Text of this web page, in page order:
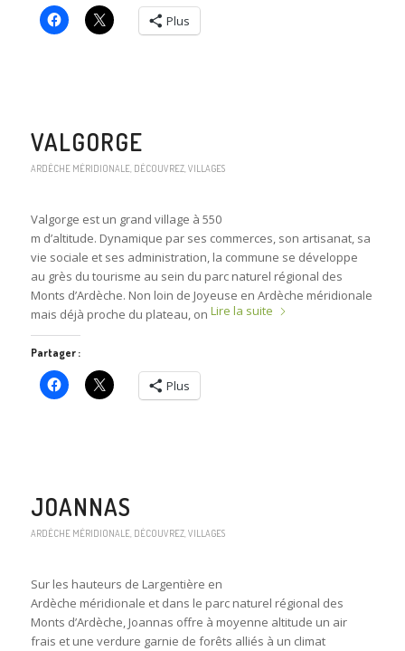
Plus
VALGORGE
ARDÈCHE MÉRIDIONALE, DÉCOUVREZ, VILLAGES
Valgorge est un grand village à 550
m d’altitude. Dynamique par ses commerces, son artisanat, sa
vie sociale et ses administration, la commune se développe
au grès du tourisme au sein du parc naturel régional des
Monts d’Ardèche. Non loin de Joyeuse en Ardèche méridionale
mais déjà proche du plateau, on Lire la suite
Partager :
Plus
JOANNAS
ARDÈCHE MÉRIDIONALE, DÉCOUVREZ, VILLAGES
Sur les hauteurs de Largentière en
Ardèche méridionale et dans le parc naturel régional des
Monts d’Ardèche, Joannas offre à moyenne altitude un air
frais et une verdure garnie de forêts alliés à un climat